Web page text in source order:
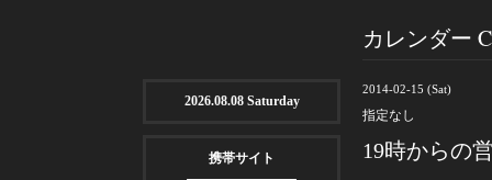
カレンダー
2014-02-15 (Sat)
指定なし
19時からの
2026.08.08 Saturday
携帯サイト